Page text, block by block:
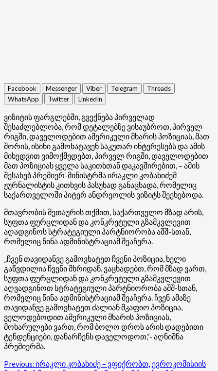
Facebook Messenger Viber Telegram
Threads
WhatsApp
Twitter LinkedIn
ვიზიტის ფარგლებში, გვექნება პირველად
შესაძლებლობა, რომ დეტალებზე ვისაუბროთ, პირველ
რიგში, დაველოდებით ამერიკული მხარის პოზიციას, მათ
შორის, ისინი გამოხატავენ საკუთარ ინტერესებს და ამის
მიხედვით ვიმოქმედებთ, პირველ რიგში, დაველოდებით
მათ პოზიციას ყველა საკითხთან დაკავშირებით, – ამის
შესახებ პრემიერ-მინისტრმა ირაკლი კობახიძემ
ჟურნალისტის კითხვის პასუხად განაცხადა, რომელიც
საქართველოში პიტერ ანდრეოლის ვიზიტს შეეხებოდა.
მთავრობის მეთაურის თქმით, საქართველო მზად არის,
სუფთა ფურცლიდან და კონკრეტული გზამკვლევით
აღადგინოს სტრატეგიული პარტნიორობა აშშ-სთან,
რომელიც წინა ადმინისტრაციამ შეაჩერა.
„ჩვენ თავიდანვე გამოვხატეთ ჩვენი პოზიცია, ხელი
გაწვდილია ჩვენი მხრიდან. ვაცხადებთ, რომ მზად ვართ,
სუფთა ფურცლიდან და კონკრეტული გზამკვლევით
აღვადგინოთ სტრატეგიული პარტნიორობა აშშ-სთან,
რომელიც წინა ადმინისტრაციამ შეაჩერა. ჩვენ ამაზე
თავიდანვე გამოვხატეთ ძალიან მკაფიო პოზიცია,
ველოდებოდით ამერიკული მხარის პოზიციას,
მოხარულები ვართ, რომ ბოლო დროს არის დადებითი
ტენდენციები, დანარჩენს დაველოდოთ,“- აღნიშნა
პრემიერმა.
Post
Previous: ირაკლი კობახიძე – ვფიქრობთ, ევროკომისიის